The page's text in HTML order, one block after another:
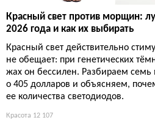
Красный свет против морщин:
2026 года и как их выбирать
Красный свет действительно
не обещает: при генетических
жах он бессилен. Разбираем
о 405 долларов и объясняем,
ее количества светодиодов.
Красота 12 107